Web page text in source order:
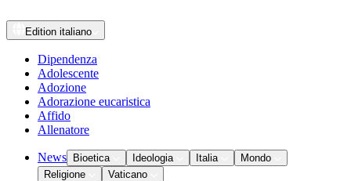
Edition italiano
Dipendenza
Adolescente
Adozione
Adorazione eucaristica
Affido
Allenatore
News Bioetica Ideologia Italia
Mondo
Religione
Vaticano